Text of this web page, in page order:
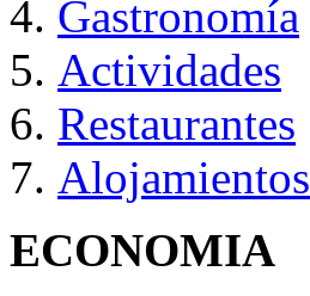
Gastronomía
Actividades
Restaurantes
Alojamientos
ECONOMIA